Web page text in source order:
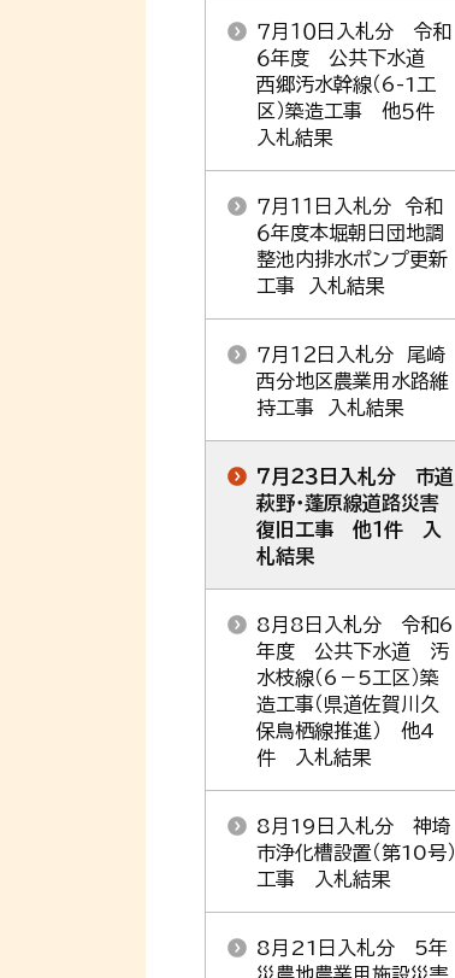
７月１０日入札分 令和
６年度 公共下水道
西郷汚水幹線（6-1工
区）築造工事 他５件
入札結果
７月１１日入札分 令和
６年度本堀朝日団地調
整池内排水ポンプ更新
工事 入札結果
７月１２日入札分 尾崎
西分地区農業用水路維
持工事 入札結果
７月２３日入札分 市道
萩野・蓬原線道路災害
復旧工事 他１件 入
札結果
8月8日入札分 令和6
年度 公共下水道 汚
水枝線（6－5工区）築
造工事（県道佐賀川久
保鳥栖線推進） 他4
件 入札結果
8月19日入札分 神埼
市浄化槽設置（第10号）
工事 入札結果
8月21日入札分 5年
災農地農業用施設災害